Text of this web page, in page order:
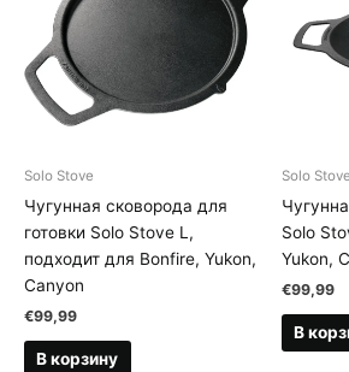
Solo Stove
Чугунная сковорода для
готовки Solo Stove L,
подходит для Bonfire, Yukon,
Canyon
€99,99
В корзину
Solo Stove
Solo
Yukon,
€99,99
В